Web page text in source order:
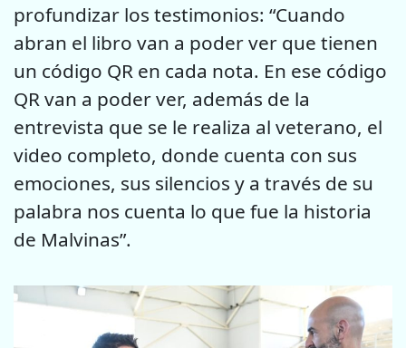
profundizar los testimonios: “Cuando
abran el libro van a poder ver que tienen
un código QR en cada nota. En ese código
QR van a poder ver, además de la
entrevista que se le realiza al veterano, el
video completo, donde cuenta con sus
emociones, sus silencios y a través de su
palabra nos cuenta lo que fue la historia
de Malvinas”.